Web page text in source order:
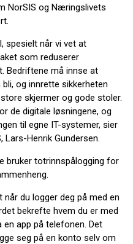
NorSIS og Næringslivets
spesielt når vi vet at
som reduserer
Bedriftene må innse at
og innrette sikkerheten
skjermer og gode stoler.
de digitale løsningene, og
til egne IT-systemer, sier
Lars-Henrik Gundersen.
bruker totrinnspålogging for
du logger deg på med en
bekrefte hvem du er med
en app på telefonen. Det
seg på en konto selv om